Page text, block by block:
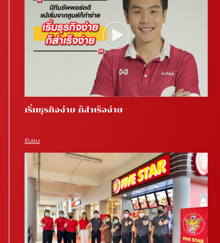
เริ่มธุรกิจง่าย ก็สำเร็จง่าย
รับชม